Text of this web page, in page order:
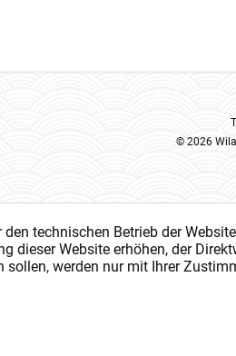
© 2026
technischen Betrieb der
dieser Website erhöhen, der
sollen, werden nur mit Ihrer